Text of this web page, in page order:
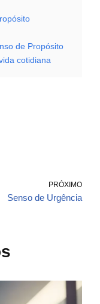
de Propósito
cotidiana
PRÓXIMO
Senso de Urgência